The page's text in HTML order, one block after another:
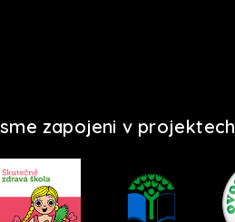
zapojeni v projektech